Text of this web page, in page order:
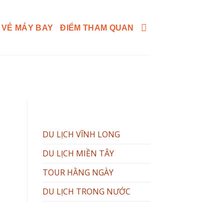
VÉ MÁY BAY ĐIỂM THAM QUAN
DU LỊCH VĨNH LONG
DU LỊCH MIỀN TÂY
TOUR HẰNG NGÀY
DU LỊCH TRONG NƯỚC